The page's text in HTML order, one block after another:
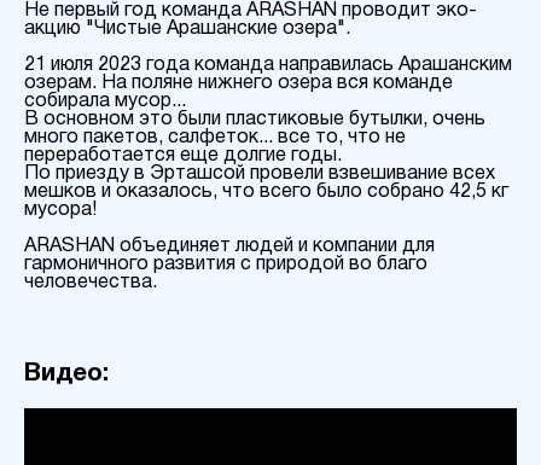
Не первый год команда ARASHAN проводит эко-
акцию "Чистые Арашанские озера".
21 июля 2023 года команда направилась Арашанским
озерам. На поляне нижнего озера вся команде
собирала мусор...
В основном это были пластиковые бутылки, очень
много пакетов, салфеток... все то, что не
переработается еще долгие годы.
По приезду в Эрташсой провели взвешивание всех
мешков и оказалось, что всего было собрано 42,5 кг
мусора!
ARASHAN объединяет людей и компании для
гармоничного развития с природой во благо
человечества.
Видео: